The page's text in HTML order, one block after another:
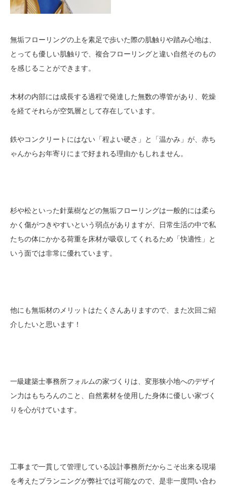
無垢フローリングの上を素足で歩いた際の肌触りや踏み心地は、
とっても優しい肌触りで、複合フローリングと違い自然そのもの
を感じることができます。
木材の内部には成長する過程で発達した無数の導管があり、乾燥
を経てそれらが空気層として存在しています。
鉄やコンクリートにはない「程よい硬さ」と「温かみ」が、赤ち
ゃんからお年寄りにまで好まれる理由かもしれません。
杉や松といった針葉樹などの無垢フローリングは一般的には柔ら
かく傷がつきやすいという弱点がありますが、日常生活の中で私
たちの体にかかる荷重を床材が吸収してくれるため「快適性」と
いう面では非常に優れています。
他にも無垢材のメリットはたくさんありますので、また次回ご紹
介したいと思います！
一級建築士事務所フォルムの家づくりは、変形狭小地へのデザイ
ン力はもちろんのこと、自然素材を使用した身体に優しい家づく
りを心がけています。
工事まで一貫して管理している設計事務所だからこそ出来る現場
を考えたプランニングが弊社では可能なので、是非一度問い合わ